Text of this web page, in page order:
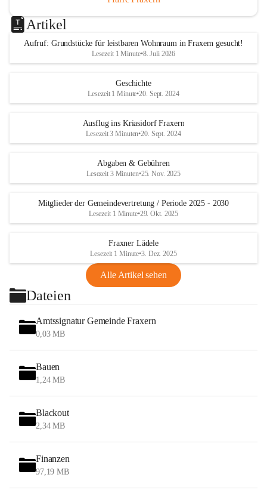
Artikel
Aufruf: Grundstücke für leistbaren Wohnraum in Fraxern gesucht!
Lesezeit 1 Minute•8. Juli 2026
Geschichte
Lesezeit 1 Minute•20. Sept. 2024
Ausflug ins Kriasidorf Fraxern
Lesezeit 3 Minuten•20. Sept. 2024
Abgaben & Gebühren
Lesezeit 3 Minuten•25. Nov. 2025
Mitglieder der Gemeindevertretung / Periode 2025 - 2030
Lesezeit 1 Minute•29. Okt. 2025
Fraxner Lädele
Lesezeit 1 Minute•3. Dez. 2025
Alle Artikel sehen
Dateien
Amtssignatur Gemeinde Fraxern
0,03 MB
Bauen
1,24 MB
Blackout
2,34 MB
Finanzen
97,19 MB